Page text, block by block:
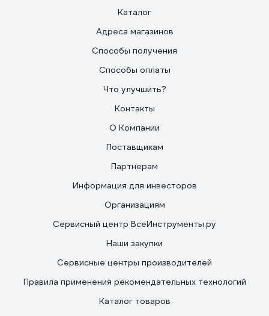
Каталог
Адреса магазинов
Способы получения
Способы оплаты
Что улучшить?
Контакты
О Компании
Поставщикам
Партнерам
Информация для инвесторов
Организациям
Сервисный центр ВсеИнструменты.ру
Наши закупки
Сервисные центры производителей
Правила применения рекомендательных технологий
Каталог товаров